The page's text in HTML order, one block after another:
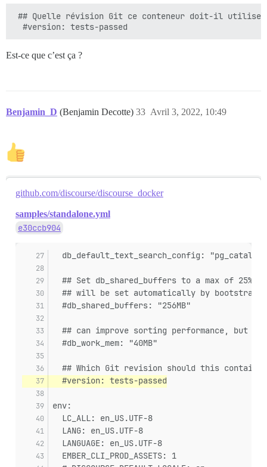
## Quelle révision Git ce conteneur doit-il
Est-ce que c’est ça ?
Benjamin_D (Benjamin Decotte) Avril 3, 2022, 10:49
33
github.com/discourse/discourse_docker
samples/standalone.yml
e30ccb904
db_default_text_search_config:
## Set db_shared_buffers to a max of 25%
## will be set automatically by bootstrap
  #db_shared_buffers: "256MB"
## can improve sorting performance, but
  #db_work_mem: "40MB"
## Which Git revision should this
  #version: tests-passed
env:
  LC_ALL: en_US.UTF-8
  LANG: en_US.UTF-8
  LANGUAGE: en_US.UTF-8
  EMBER_CLI_PROD_ASSETS: 1